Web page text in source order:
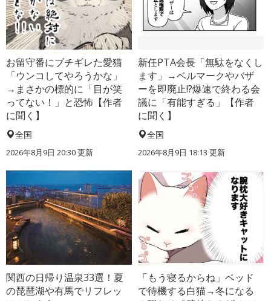
お留守番にブチギレた愛猫
「ウンコしてやろうかな」
→まさかの標的に「目が笑
ってない！」と恐怖【作者
に聞く】
全国
2026年8月9日 20:30更新
新任PTA会長「無駄をなくし
ます」→ベルマークやバザ
ーを即廃止!?爆速で終わる会
議に「有能すぎる」【作者
に聞く】
全国
2026年8月9日 18:13 更新
関西の日帰り温泉33選！夏
の琵琶湖や有馬でリフレッ
「もう寝るからね」ベッド
で待機する白猫→冬になる